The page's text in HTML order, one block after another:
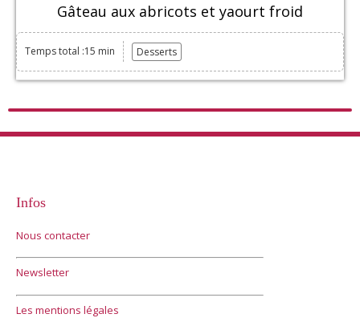
Gâteau aux abricots et yaourt froid
Temps total :15 min Desserts
Infos
Nous contacter
Newsletter
Les mentions légales